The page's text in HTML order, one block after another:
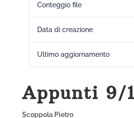
Conteggio file
Data di creazione
Ultimo aggiornamento
Appunti 9/
Scoppola Pietro